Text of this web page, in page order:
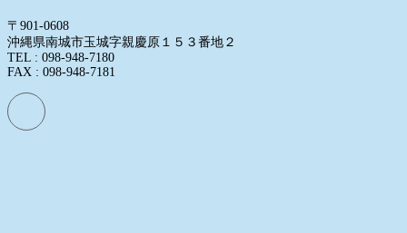
〒901-0608
沖縄県南城市玉城字親慶原１５３番地２
TEL : 098-948-7180
FAX : 098-948-7181